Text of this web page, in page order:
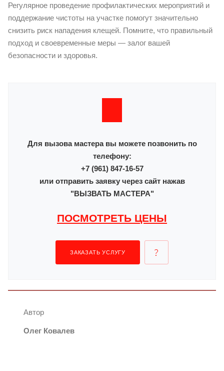
Регулярное проведение профилактических мероприятий и
поддержание чистоты на участке помогут значительно
снизить риск нападения клещей. Помните, что правильный
подход и своевременные меры — залог вашей
безопасности и здоровья.
Для вызова мастера вы можете позвонить по
телефону:
+7 (961) 847-16-57
или отправить заявку через сайт нажав
"ВЫЗВАТЬ МАСТЕРА"
ПОСМОТРЕТЬ ЦЕНЫ
ЗАКАЗАТЬ УСЛУГУ
Автор
Олег Ковалев